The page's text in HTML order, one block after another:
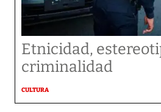
Etnicidad,
criminalidad
CULTURA